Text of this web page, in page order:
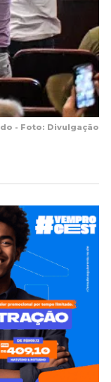
- Foto: Divulgação